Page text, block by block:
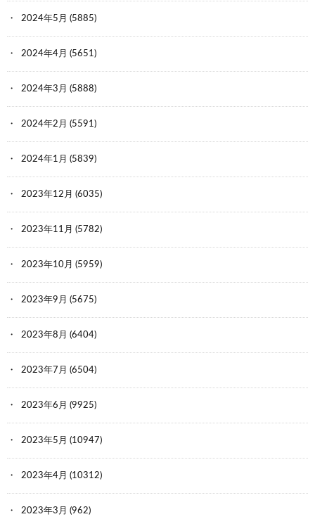
2024年5月 (5885)
2024年4月 (5651)
2024年3月 (5888)
2024年2月 (5591)
2024年1月 (5839)
2023年12月 (6035)
2023年11月 (5782)
2023年10月 (5959)
2023年9月 (5675)
2023年8月 (6404)
2023年7月 (6504)
2023年6月 (9925)
2023年5月 (10947)
2023年4月 (10312)
2023年3月 (962)